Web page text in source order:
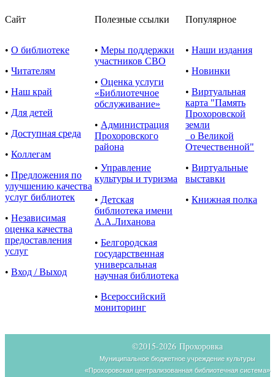
Сайт Полезные ссылки Популярное
• О библиотеке
• Читателям
• Наш край
• Для детей
• Доступная среда
• Коллегам
• Предложения по
улучшению качества
услуг библиотек
• Независимая
оценка качества
предоставления
услуг
• Вход / Выход
• Меры поддержки
участников СВО
• Оценка услуги
«Библиотечное
обслуживание»
• Администрация
Прохоровского
района
• Управление
культуры и туризма
• Детская
библиотека имени
А.А.Лиханова
• Белгородская
государственная
универсальная
научная библиотека
• Всероссийский
мониторинг
• Наши издания
• Новинки
• Виртуальная
карта "Память
Прохоровской
земли
о Великой
Отечественной"
• Виртуальные
выставки
• Книжная полка
©2015-2026 Прохоровка
Муниципальное бюджетное учреждение культуры
«Прохоровская централизованная библиотечная система»